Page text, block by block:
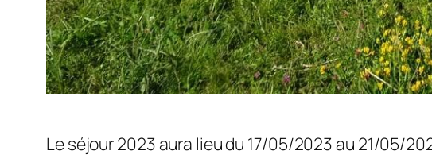
Le séjour 2023 aura lieu du 17/05/2023 au 21/05/